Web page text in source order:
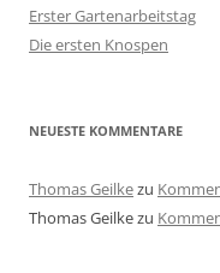
Erster Gartenarbeitstag
Die ersten Knospen
NEUESTE KOMMENTARE
Thomas Geilkezu
Thomas Geilkezu